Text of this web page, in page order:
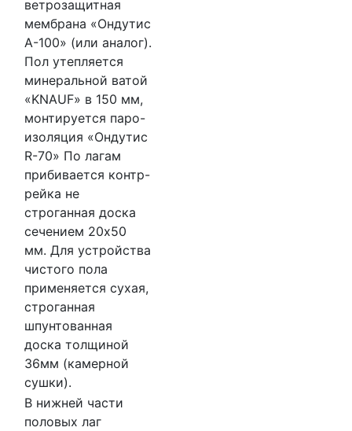
ветрозащитная
мембрана «Ондутис
А-100» (или аналог).
Пол утепляется
минеральной ватой
«KNAUF» в 150 мм,
монтируется паро-
изоляция «Ондутис
R-70» По лагам
прибивается контр-
рейка не
строганная доска
сечением 20х50
мм. Для устройства
чистого пола
применяется сухая,
строганная
шпунтованная
доска толщиной
36мм (камерной
сушки).
В нижней части
половых лаг